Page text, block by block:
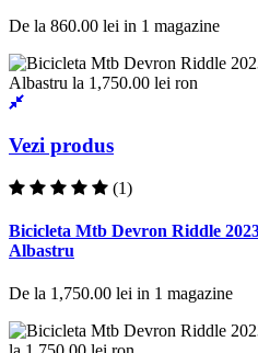
De la 860.00 lei in 1 magazine
Vezi produs
(1)
Bicicleta Mtb Devron Riddle
Albastru
De la 1,750.00 lei in 1 magazine